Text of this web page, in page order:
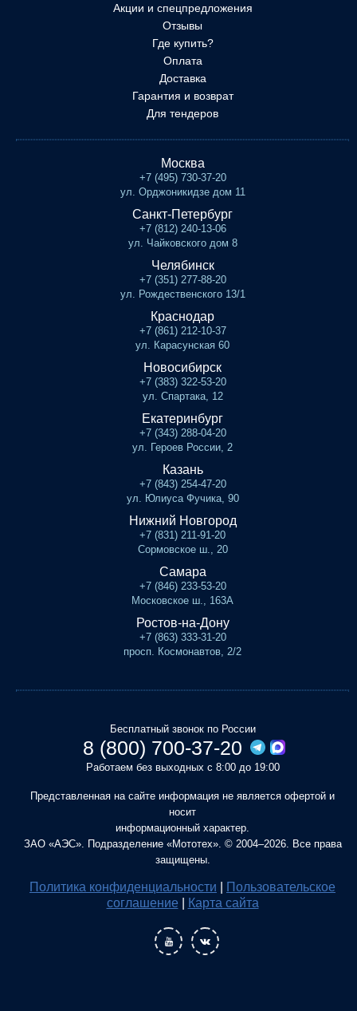
Акции и спецпредложения
Отзывы
Где купить?
Оплата
Доставка
Гарантия и возврат
Для тендеров
Москва
+7 (495) 730-37-20
ул. Орджоникидзе дом 11
Санкт-Петербург
+7 (812) 240-13-06
ул. Чайковского дом 8
Челябинск
+7 (351) 277-88-20
ул. Рождественского 13/1
Краснодар
+7 (861) 212-10-37
ул. Карасунская 60
Новосибирск
+7 (383) 322-53-20
ул. Спартака, 12
Екатеринбург
+7 (343) 288-04-20
ул. Героев России, 2
Казань
+7 (843) 254-47-20
ул. Юлиуса Фучика, 90
Нижний Новгород
+7 (831) 211-91-20
Сормовское ш., 20
Самара
+7 (846) 233-53-20
Московское ш., 163А
Ростов-на-Дону
+7 (863) 333-31-20
просп. Космонавтов, 2/2
Бесплатный звонок по России
8 (800) 700-37-20
Работаем без выходных с 8:00 до 19:00
Представленная на сайте информация не является офертой и
носит
информационный характер.
ЗАО «АЭС». Подразделение «Мототех». © 2004–2026. Все права
защищены.
Политика конфиденциальности
Пользовательское
соглашение
Карта сайта